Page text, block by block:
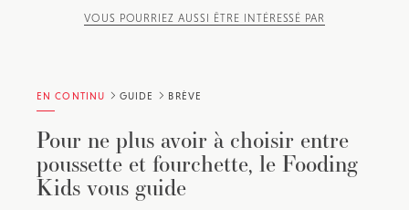
VOUS POURRIEZ AUSSI ÊTRE INTÉRESSÉ PAR
EN CONTINU GUIDE BRÈVE
Pour ne plus avoir à choisir entre
poussette et fourchette, le Fooding
Kids vous guide